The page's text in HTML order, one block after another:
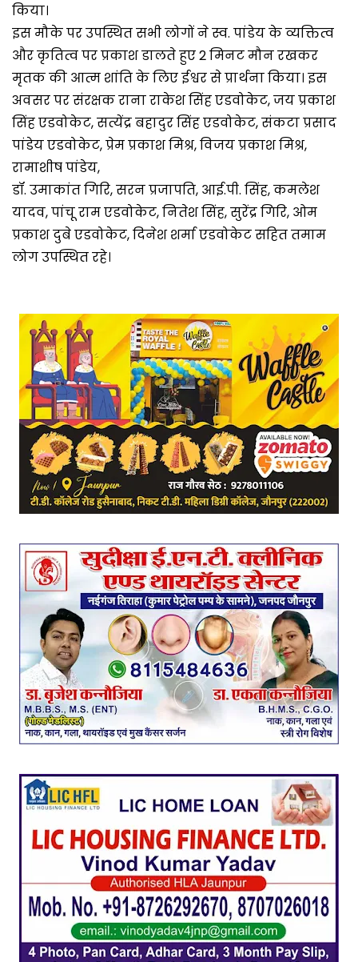
किया।
इस मौके पर उपस्थित सभी लोगों ने स्व. पांडेय के व्यक्तित्व
और कृतित्व पर प्रकाश डालते हुए 2 मिनट मौन रखकर
मृतक की आत्म शांति के लिए ईश्वर से प्रार्थना किया। इस
अवसर पर संरक्षक राना राकेश सिंह एडवोकेट, जय प्रकाश
सिंह एडवोकेट, सत्येंद्र बहादुर सिंह एडवोकेट, संकटा प्रसाद
पांडेय एडवोकेट, प्रेम प्रकाश मिश्र, विजय प्रकाश मिश्र,
रामाशीष पांडेय,
डॉ. उमाकांत गिरि, सरन प्रजापति, आई.पी. सिंह, कमलेश
यादव, पांचू राम एडवोकेट, नितेश सिंह, सुरेंद्र गिरि, ओम
प्रकाश दुबे एडवोकेट, दिनेश शर्मा एडवोकेट सहित तमाम
लोग उपस्थित रहे।